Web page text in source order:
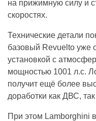
на прижимную силу и
скоростях.
Технические детали
базовый Revuelto уже
установкой с
мощностью 1001 л.с.
получит ещё более
доработки как ДВС,
При этом Lamborghini